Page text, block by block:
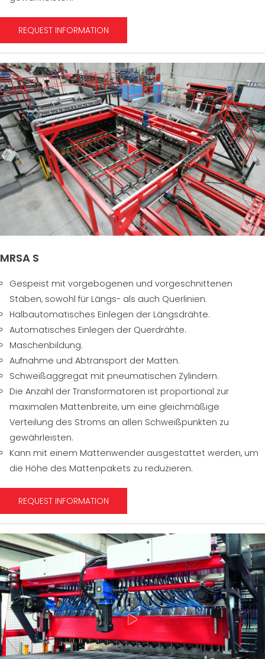
REQUEST INFORMATION
MRSA S
Gespeist mit vorgebogenen und vorgeschnittenen
Stäben, sowohl für Längs- als auch Querlinien.
Halbautomatisches Einlegen der Längsdrähte.
Automatisches Einlegen der Querdrähte.
Maschenbildung.
Aufnahme und Abtransport der Matten.
Schweißaggregat mit pneumatischen Zylindern.
Die Anzahl der Transformatoren ist proportional zur
maximalen Mattenbreite, um eine gleichmäßige
Verteilung des Stroms an allen Schweißpunkten zu
gewährleisten.
Kann mit einem Mattenwender ausgestattet werden, um
die Höhe des Mattenpakets zu reduzieren.
REQUEST INFORMATION